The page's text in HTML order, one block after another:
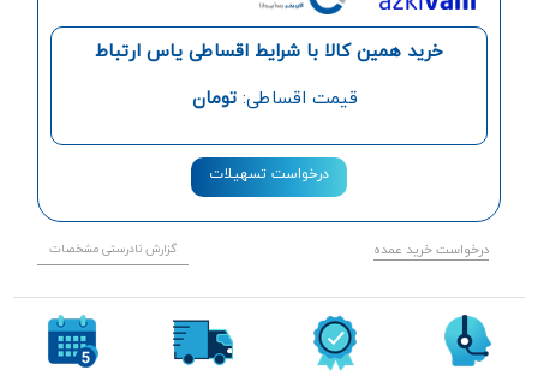
خرید همین کالا با شرایط اقساطی یاس ارتباط
قیمت اقساطی: تومان
درخواست تسهیلات
درخواست خرید عمده گزارش نادرستی مشخصات